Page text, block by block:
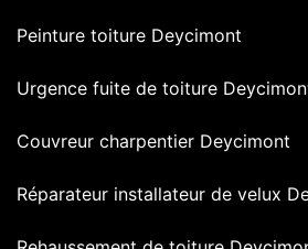
Peinture toiture Deycimont
Urgence fuite de toiture
Couvreur charpentier Deycimont
Réparateur installateur de velux